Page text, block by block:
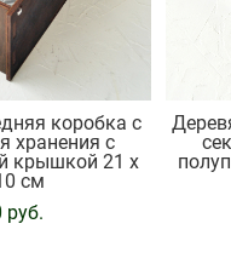
коробка с
хранения с
крышкой 21 х
см
pуб.